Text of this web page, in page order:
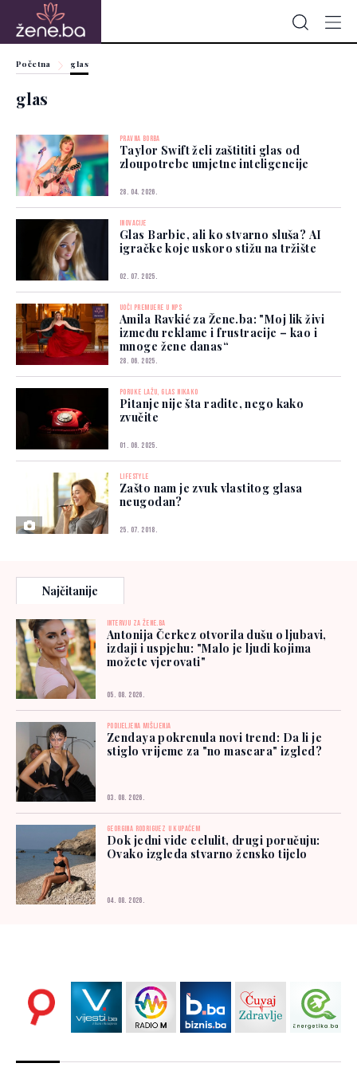
Početna glas
glas
PRAVNA BORBA
Taylor Swift želi zaštititi glas od
zloupotrebe umjetne inteligencije
28. 04. 2026.
INOVACIJE
Glas Barbie, ali ko stvarno sluša? AI
igračke koje uskoro stižu na tržište
02. 07. 2025.
UOČI PREMIJERE U NPS
Amila Ravkić za Žene.ba: "Moj lik živi
između reklame i frustracije – kao i
mnoge žene danas“
28. 06. 2025.
PORUKE LAŽU, GLAS NIKAKO
Pitanje nije šta radite, nego kako
zvučite
01. 06. 2025.
LIFESTYLE
Zašto nam je zvuk vlastitog glasa
neugodan?
25. 07. 2018.
Najčitanije
INTERVJU ZA ŽENE.BA
Antonija Čerkez otvorila dušu o ljubavi,
izdaji i uspjehu: "Malo je ljudi kojima
možete vjerovati"
05. 08. 2026.
PODIJELJENA MIŠLJENJA
Zendaya pokrenula novi trend: Da li je
stiglo vrijeme za "no mascara" izgled?
03. 08. 2026.
GEORGINA RODRIGUEZ U KUPAĆEM
Dok jedni vide celulit, drugi poručuju:
Ovako izgleda stvarno žensko tijelo
04. 08. 2026.